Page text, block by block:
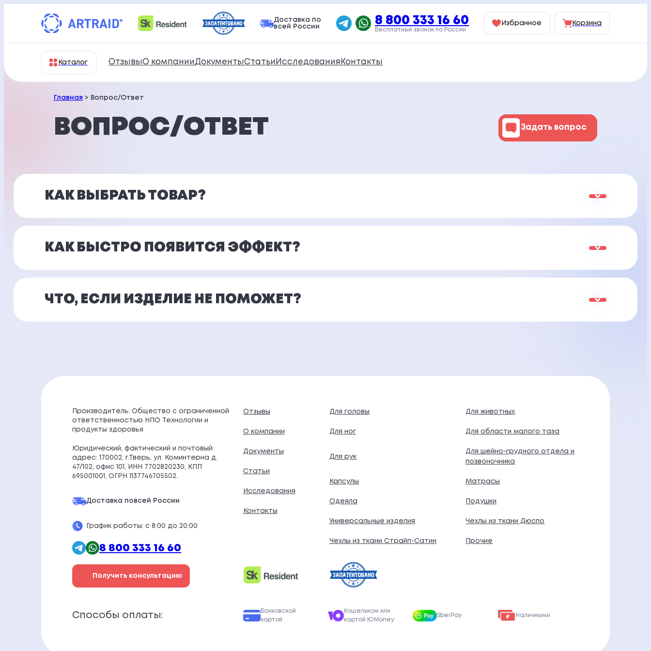
содержимому
Доставка по
всей России
8 800 333 16 60
Бесплатный звонок по России
Избранное Корзина
Каталог Отзывы О компании Документы Статьи Исследования Контакты
Главная > Вопрос/Ответ
ВОПРОС/ОТВЕТ Задать вопрос
КАК ВЫБРАТЬ ТОВАР?
КАК БЫСТРО ПОЯВИТСЯ ЭФФЕКТ?
ЧТО, ЕСЛИ ИЗДЕЛИЕ НЕ ПОМОЖЕТ?
Производитель: Общество с ограниченной
ответственностью НПО Технологии и
продукты здоровья
Юридический, фактический и почтовый
адрес: 170002, г.Тверь, ул. Коминтерна д.
47/102, офис 101, ИНН 7702820230, КПП
695001001, ОГРН 1137746705502.
Доставка повсей России
График работы: с 8:00 до 20:00
8 800 333 16 60
Получить консультацию
Отзывы
О компании
Документы
Статьи
Исследования
Контакты
Для головы Для животных
Для ног Для области малого таза
Для рук
Для шейно-грудного отдела и
позвоночника
Капсулы Матрасы
Одеяла Подушки
Универсальные изделия Чехлы из ткани Дюспо
Чехлы из ткани Страйп-Сатин Прочие
Способы оплаты:
Банковской
картой
Кошельком или
картой ЮMoney
SberPay Наличными